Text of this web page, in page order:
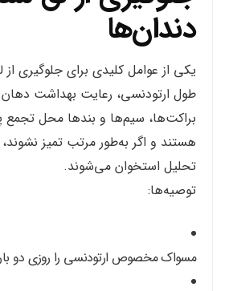
دندان‌ها
یکی از عوامل کلیدی برای جلوگیری
طول ارتودنسی، رعایت بهداشت
براکت‌ها، سیم‌ها و بندها محل تجمع
هستند و اگر به‌طور مرتب تمیز
تحلیل استخوان می‌شوند.
توصیه‌ها:
مسواک مخصوص ارتودنسی را روزی دو بار